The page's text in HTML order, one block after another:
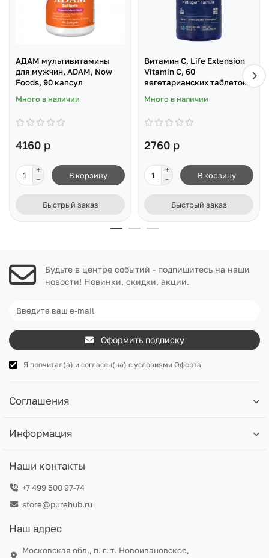
АДАМ мультивитамины
для мужчин, ADAM, Now
Foods, 90 капсул
Много в наличии
4160 р
В корзину
Быстрый заказ
Витамин C, Life Extension
Vitamin C, 60
вегетарианских таблеток
Много в наличии
2760 р
В корзину
Быстрый заказ
Будьте в центре событий - подпишитесь на наши
новости! Новинки, скидки, акции.
Оформить подписку
Я прочитал(а) и согласен(на) с условиями Оферта
Соглашения
Информация
Наши контакты
+7 499 500 97-74
store@purehub.ru
Наш адрес
Московская обл., п. г. т. Новоивановское,